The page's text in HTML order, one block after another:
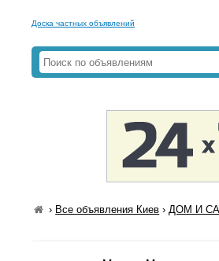
Доска частных объявлений
› Все объявления Киев ›ДОМ И